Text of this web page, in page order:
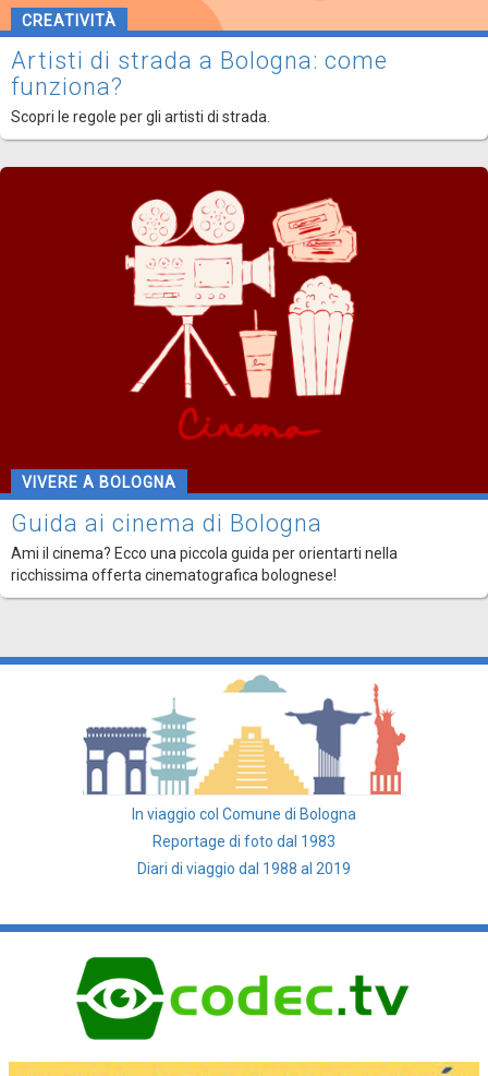
CREATIVITÀ
Artisti di strada a Bologna: come
funziona?
Scopri le regole per gli artisti di strada.
VIVERE A BOLOGNA
Guida ai cinema di Bologna
Ami il cinema? Ecco una piccola guida per orientarti nella
ricchissima offerta cinematografica bolognese!
In viaggio col Comune di Bologna
Reportage di foto dal 1983
Diari di viaggio dal 1988 al 2019